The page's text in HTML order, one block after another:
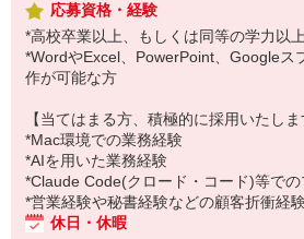
応募資格・経験
*高校卒業以上、もしくは同等の学力以
*WordやExcel、PowerPoint、Googleス
作が可能な方
【当てはまる方、積極的に採用いたしま
*Mac環境での業務経験
*AIを用いた業務経験
*Claude Code(クロード・コード)等で
*営業経験や秘書経験などの顧客折衝経
休日・休暇